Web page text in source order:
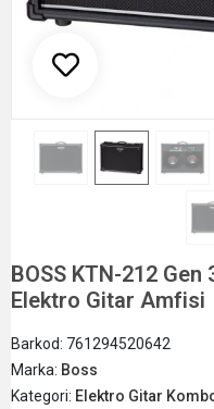
BOSS KTN-212 Gen
Elektro Gitar Amfisi
Barkod: 761294520642
Marka: Boss
Kategori: Elektro Gitar